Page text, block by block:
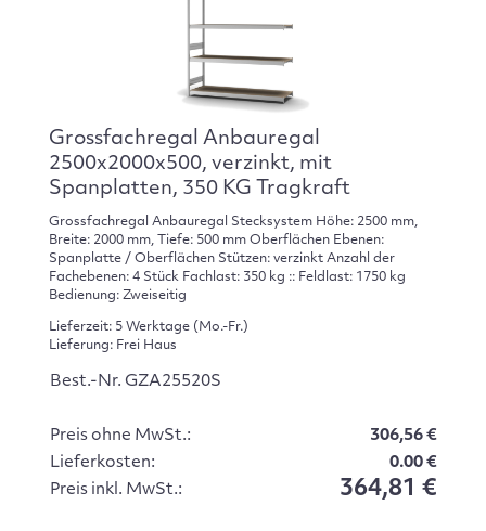
Grossfachregal Anbauregal
2500x2000x500, verzinkt, mit
Spanplatten, 350 KG Tragkraft
Grossfachregal Anbauregal Stecksystem Höhe: 2500 mm,
Breite: 2000 mm, Tiefe: 500 mm Oberflächen Ebenen:
Spanplatte / Oberflächen Stützen: verzinkt Anzahl der
Fachebenen: 4 Stück Fachlast: 350 kg :: Feldlast: 1750 kg
Bedienung: Zweiseitig
Lieferzeit: 5 Werktage (Mo.-Fr.)
Lieferung: Frei Haus
Best.-Nr. GZA25520S
Preis ohne MwSt.:
306,56 €
Lieferkosten:
0.00 €
Preis inkl. MwSt.:
364,81 €